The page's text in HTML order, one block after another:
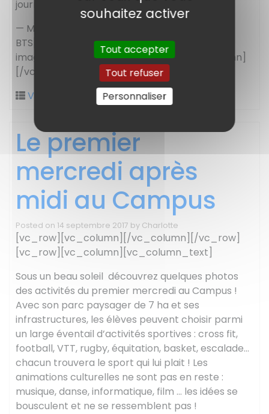
journée un moment magique et agréable!
— Mélanie Vinuesa, coordinatrice de la filière
BTS[/vc_column_text][pbr_gallery
images= »12554,12553,12552,12551″][/vc_column]
[/vc_row]
Vie sur le Campus
Le premier
mercredi après
midi au Campus
Posted on 14 septembre 2017 by Charlotte
[vc_row][vc_column][/vc_column][/vc_row]
[vc_row][vc_column][vc_column_text]
Sous un beau soleil découvrez quelques photos
des activités du premier mercredi au Campus !
Avec son parc paysager de 7 ha et ses
infrastructures, les élèves peuvent choisir parmi
un large éventail d’activités sportives : cross fit,
football, VTT, rugby, équitation, basket, escalade…
chacun trouvera le sport qui lui plait ! Les
animations culturelles ne sont pas en reste :
musique, danse, informatique, film … les idées se
bousculent et ne se ressemblent pas !
souhaitez activer
Tout accepter
Tout refuser
Personnaliser